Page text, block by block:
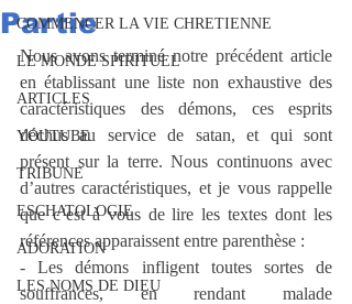
COMMENCER LA VIE CHRETIENNE
LE MONDE SPIRITUEL
ARTICLES
YOUTUBE
TRIBUNE
ESCHATOLOGIE
ADORATION
LES NOMS DE DIEU
Partie
Nous avons terminé notre précédent article
en établissant une liste non exhaustive des
caractéristiques des démons, ces esprits
déchus au service de satan, et qui sont
présent sur la terre. Nous continuons avec
d’autres caractéristiques, et je vous rappelle
que c’est à vous de lire les textes dont les
références apparaissent entre parenthèse :
- Les démons infligent toutes sortes de
souffrances, en rendant malade